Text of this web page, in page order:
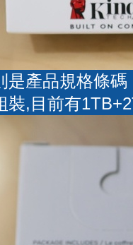
是產品規格條碼
裝,目前有